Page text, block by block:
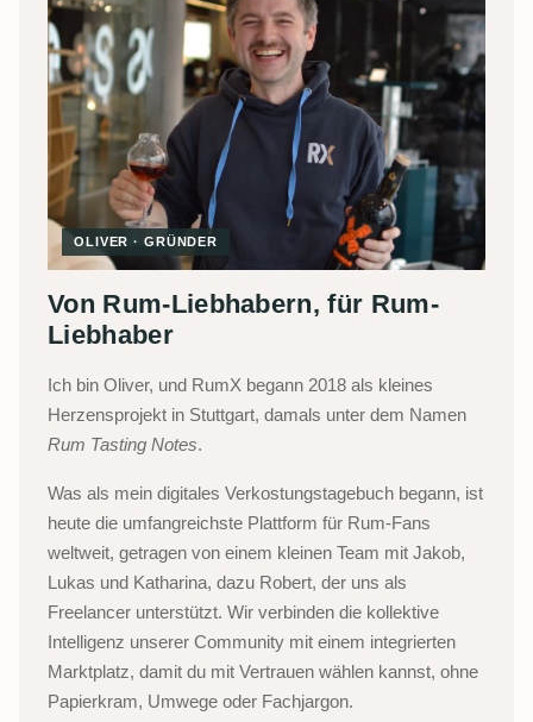
OLIVER · GRÜNDER
Von Rum-Liebhabern, für Rum-
Liebhaber
Ich bin Oliver, und RumX begann 2018 als kleines
Herzensprojekt in Stuttgart, damals unter dem Namen
Rum Tasting Notes.
Was als mein digitales Verkostungstagebuch begann, ist
heute die umfangreichste Plattform für Rum-Fans
weltweit, getragen von einem kleinen Team mit Jakob,
Lukas und Katharina, dazu Robert, der uns als
Freelancer unterstützt. Wir verbinden die kollektive
Intelligenz unserer Community mit einem integrierten
Marktplatz, damit du mit Vertrauen wählen kannst, ohne
Papierkram, Umwege oder Fachjargon.